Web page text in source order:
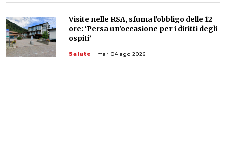
Visite nelle RSA, sfuma l'obbligo delle 12
ore: ‘Persa un'occasione per i diritti degli
ospiti’
Salute mar 04 ago 2026